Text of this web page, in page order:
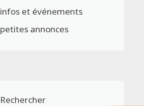
infos et événements
petites annonces
Rechercher